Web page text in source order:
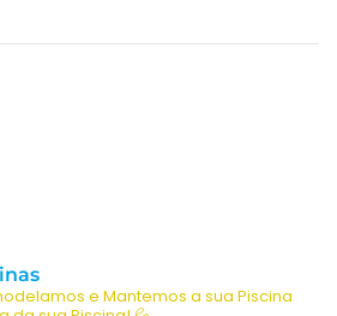
e Mantemos a sua Piscina